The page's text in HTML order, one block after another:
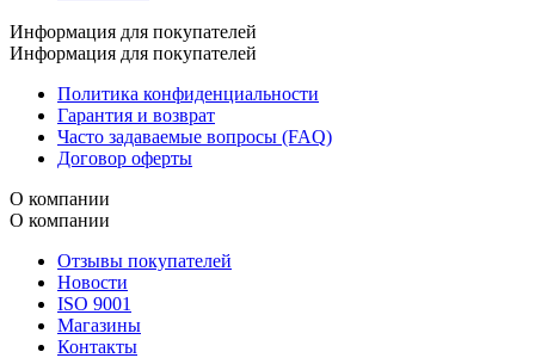
Информация для покупателей
Информация для покупателей
Политика конфиденциальности
Гарантия и возврат
Часто задаваемые вопросы (FAQ)
Договор оферты
О компании
О компании
Отзывы покупателей
Новости
ISO 9001
Магазины
Контакты